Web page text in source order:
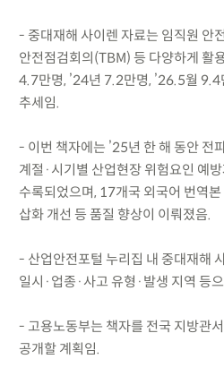
- 중대재해 사이렌 자료는 임직원 안
안전점검회의(TBM) 등 다양하게 활
4.7만명, ’24년 7.2만명, ’26.5월
추세임.
- 이번 책자에는 ’25년 한 해 동안 전
계절·시기별 산업현장 위험요인 예
수록되었으며, 17개국 외국어 번역
삽화 개선 등 품질 향상이 이뤄졌음.
- 산업안전포털 누리집 내 중대재해
일시·업종·사고 유형·발생 지역 등
- 고용노동부는 책자를 전국 지방관
공개할 계획임.